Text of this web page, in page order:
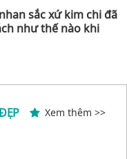
sắc xứ kim chi đã
như thế nào khi
Xem thêm >>